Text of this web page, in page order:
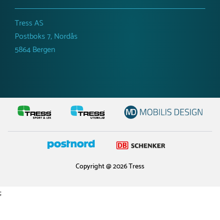
Tress AS
Postboks 7, Nordås
5864 Bergen
Copyright @ 2026 Tress
;